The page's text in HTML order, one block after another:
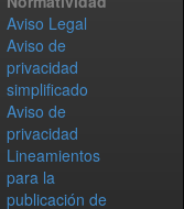
Aviso Legal
Aviso de
privacidad
simplificado
Aviso de
privacidad
Lineamientos
para la
publicación de